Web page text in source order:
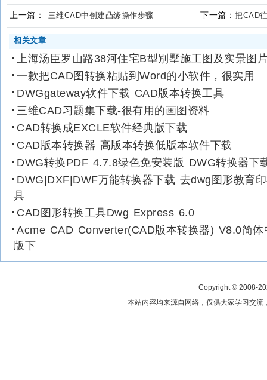
上一篇： 三维CAD中创建凸缘操作步骤 下一篇： 把CAD
相关文章
上海汤臣罗山路38河住宅B型別墅施工图及实景图
一款把CAD图转换粘贴到Word的小软件，很实用
DWGgateway软件下载 CAD版本转换工具
三维CAD习题集下载-很有用的画图资料
CAD转换成EXCLE软件经典版下载
CAD版本转换器 高版本转换低版本软件下载
DWG转换PDF 4.7.8绿色免安装版 DWG转换器下
DWG|DXF|DWF万能转换器下载 去dwg图形教育
具
CAD图形转换工具Dwg Express 6.0
Acme CAD Converter(CAD版本转换器) V8.0简体
版下
Copyright © 2008-
本站内容均来源自网络，仅供大家学习交